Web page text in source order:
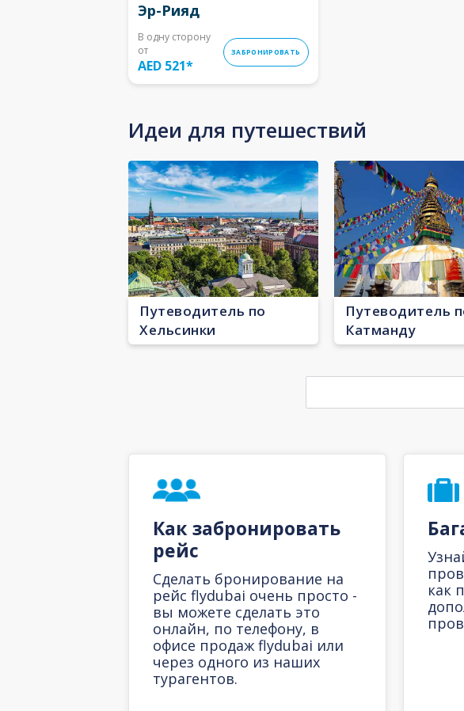
Эр-Рияд
В одну сторону
от
AED 521*
ЗАБРОНИРОВАТЬ
Идеи для путешествий
Путеводитель по
Хельсинки
Путеводитель
Катманду
Как забронировать
рейс
Сделать бронирование на
рейс flydubai очень просто -
вы можете сделать это
онлайн, по телефону, в
офисе продаж flydubai или
через одного из наших
турагентов.
как